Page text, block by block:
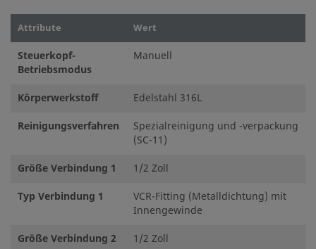
Attribute Wert
Steuerkopf-
Betriebsmodus
Manuell
Körperwerkstoff
Edelstahl 316L
Reinigungsverfahren
Spezialreinigung und -verpackung
(SC-11)
Größe Verbindung 1
1/2 Zoll
Typ Verbindung 1
VCR-Fitting (Metalldichtung) mit
Innengewinde
Größe Verbindung 2
1/2 Zoll